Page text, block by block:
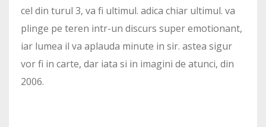
cel din turul 3, va fi ultimul. adica chiar ultimul. va
plinge pe teren intr-un discurs super emotionant,
iar lumea il va aplauda minute in sir. astea sigur
vor fi in carte, dar iata si in imagini de atunci, din
2006.